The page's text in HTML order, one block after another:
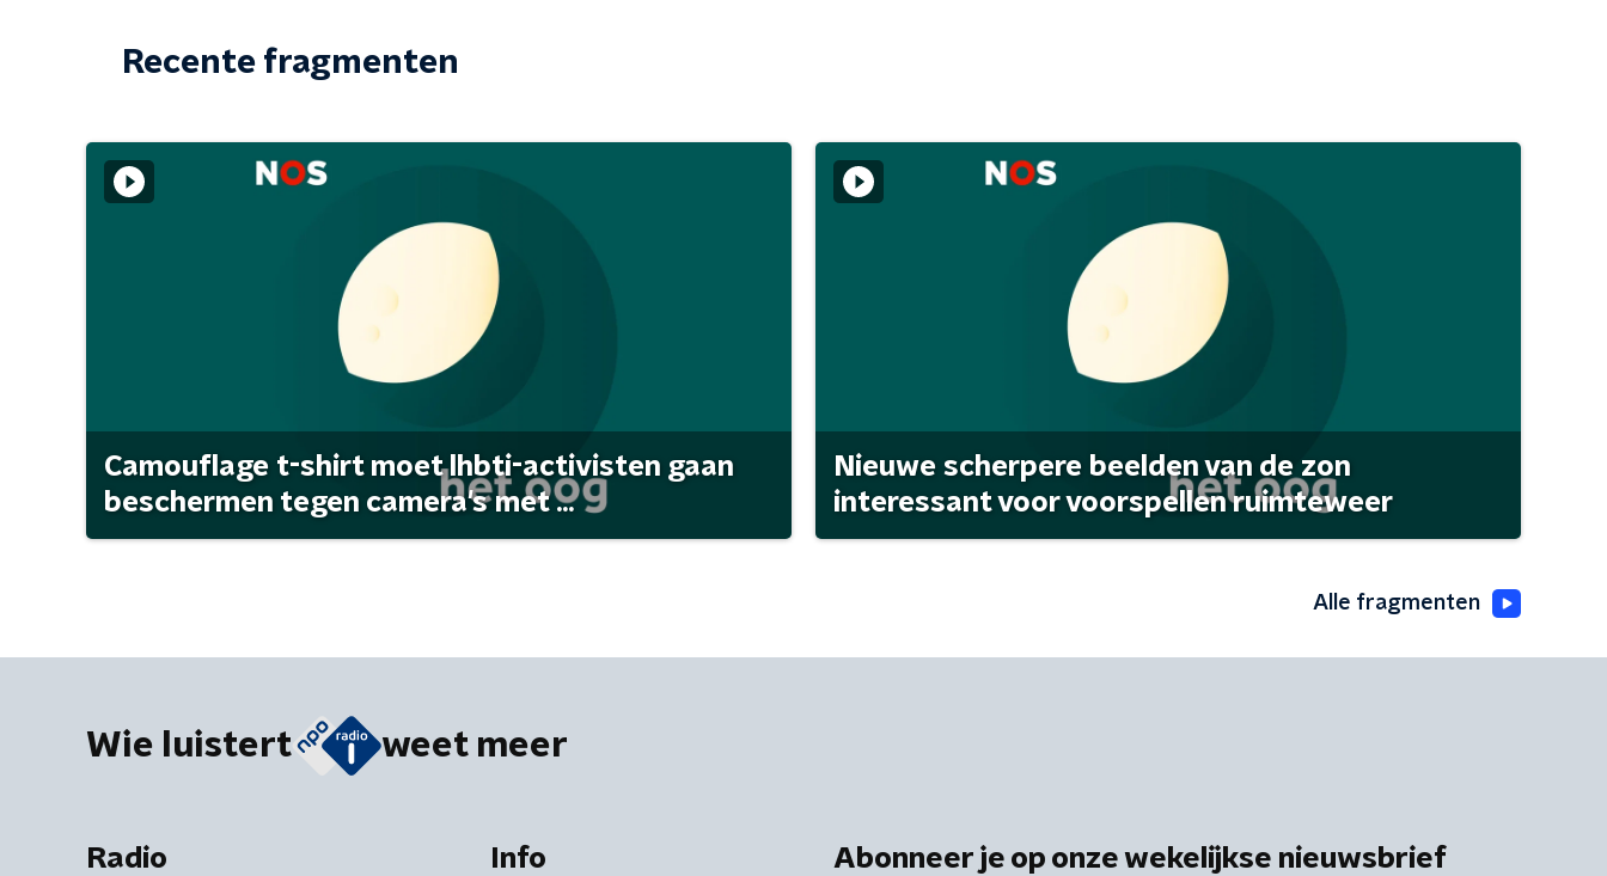
Recente fragmenten
Camouflage t-shirt moet lhbti-activisten gaan
beschermen tegen camera's met ...
Nieuwe scherpere beelden van de zon
interessant voor voorspellen ruimteweer
Alle fragmenten
Wie luistert weet meer
Radio Info Abonneer je op onze wekelijkse nieuwsbrief